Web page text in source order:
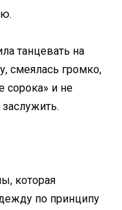
танцевать на
смеялась громко,
сорока» и не
которая
по принципу